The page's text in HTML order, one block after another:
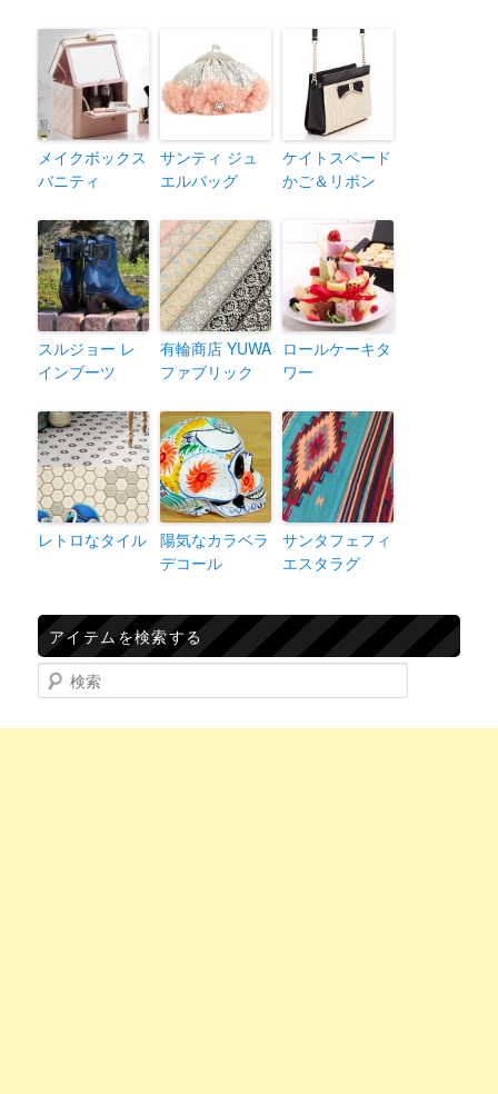
メイクボックス
バニティ
サンティ ジュ
エルバッグ
ケイトスペード
かご＆リボン
スルジョー レ
インブーツ
有輪商店 YUWA
ファブリック
ロールケーキタ
ワー
レトロなタイル
陽気なカラベラ
デコール
サンタフェフィ
エスタラグ
アイテムを検索する
検索